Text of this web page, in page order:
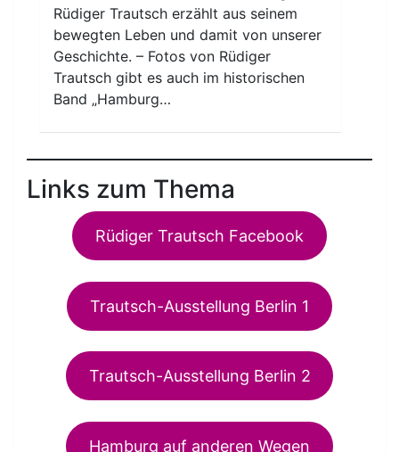
Rüdiger Trautsch erzählt aus seinem
bewegten Leben und damit von unserer
Geschichte. – Fotos von Rüdiger
Trautsch gibt es auch im historischen
Band „Hamburg…
Links zum Thema
Rüdiger Trautsch Facebook
Trautsch-Ausstellung Berlin 1
Trautsch-Ausstellung Berlin 2
Hamburg auf anderen Wegen